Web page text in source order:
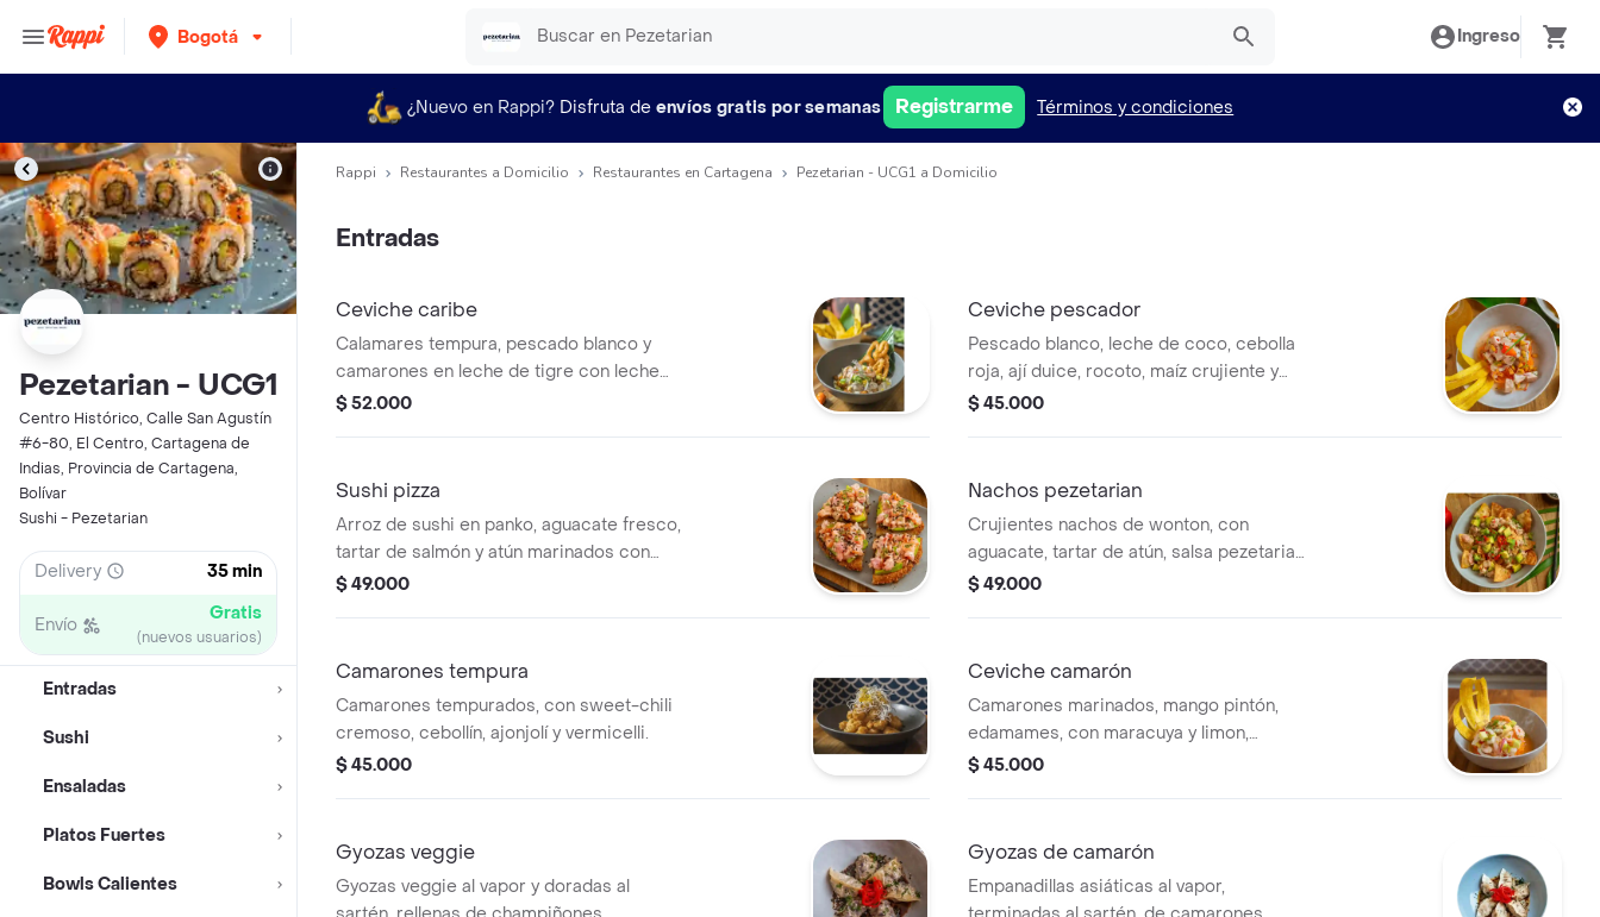
Bogotá Ingreso
¿Nuevo en Rappi? Disfruta de envíos gratis por semanas Registrarme Términos y condiciones
Pezetarian - UCG1
Centro Histórico, Calle San Agustín
#6-80, El Centro, Cartagena de
Indias, Provincia de Cartagena,
Bolívar
Sushi - Pezetarian
Delivery 35 min
Envío Gratis
(nuevos usuarios)
Entradas
Sushi
Ensaladas
Platos Fuertes
Bowls Calientes
Rappi Restaurantes a Domicilio Restaurantes en Cartagena Pezetarian - UCG1 a Domicilio
Entradas
Ceviche caribe
Calamares tempura, pescado blanco y
camarones en leche de tigre con leche
de coco, con cubos de aguacate yplátano
$ 52.000
Ceviche pescador
Pescado blanco, leche de coco, cebolla
roja, ají duice, rocoto, maíz crujiente y
cilantro.
$ 45.000
Sushi pizza
Arroz de sushi en panko, aguacate fresco,
tartar de salmón y atún marinados con
salsa pezetarian, cebollín, salsa de
$ 49.000
Nachos pezetarian
Crujientes nachos de wonton, con
aguacate, tartar de atún, salsa pezetarian,
crema de aguacate, cilantro, cebollín,
$ 49.000
Camarones tempura
Camarones tempurados, con sweet-chili
cremoso, cebollín, ajonjolí y vermicelli.
$ 45.000
Ceviche camarón
Camarones marinados, mango pintón,
edamames, con maracuya y limon,
terminado con aji dulce y cilantro.
$ 45.000
Gyozas veggie
Gyozas veggie al vapor y doradas al
Gyozas de camarón
Empanadillas asiáticas al vapor,